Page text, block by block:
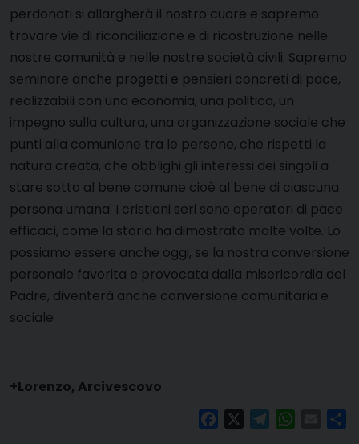
perdonati si allargherà il nostro cuore e sapremo
trovare vie di riconciliazione e di ricostruzione nelle
nostre comunità e nelle nostre società civili. Sapremo
seminare anche progetti e pensieri concreti di pace,
realizzabili con una economia, una politica, un
impegno sulla cultura, una organizzazione sociale che
punti alla comunione tra le persone, che rispetti la
natura creata, che obblighi gli interessi dei singoli a
stare sotto al bene comune cioè al bene di ciascuna
persona umana. I cristiani seri sono operatori di pace
efficaci, come la storia ha dimostrato molte volte. Lo
possiamo essere anche oggi, se la nostra conversione
personale favorita e provocata dalla misericordia del
Padre, diventerà anche conversione comunitaria e
sociale
+Lorenzo, Arcivescovo
FacebookTelegram Email